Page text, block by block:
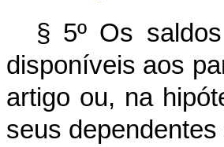
§ 5º Os
disponíveis aos
artigo ou, na
seus